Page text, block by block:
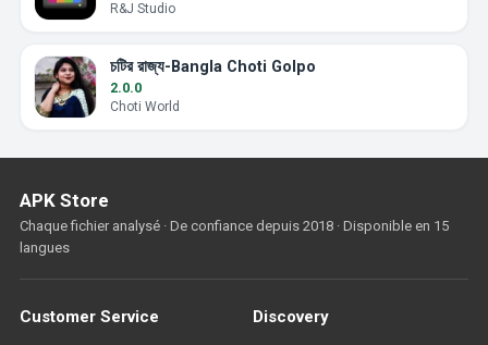
R&J Studio
চটির রাজ্য-Bangla Choti Golpo
2.0.0
Choti World
APK Store
Chaque fichier analysé · De confiance depuis 2018 · Disponible en 15
langues
Customer Service Discovery